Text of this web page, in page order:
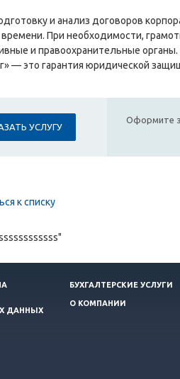
и анализ договоров
При необходимости,
и правоохранительные
— это гарантия юридической
УСЛУГУ
Оформите
к списку
ДАННЫХ
БУХГАЛТЕРСКИЕ УСЛУГИ
О КОМПАНИИ